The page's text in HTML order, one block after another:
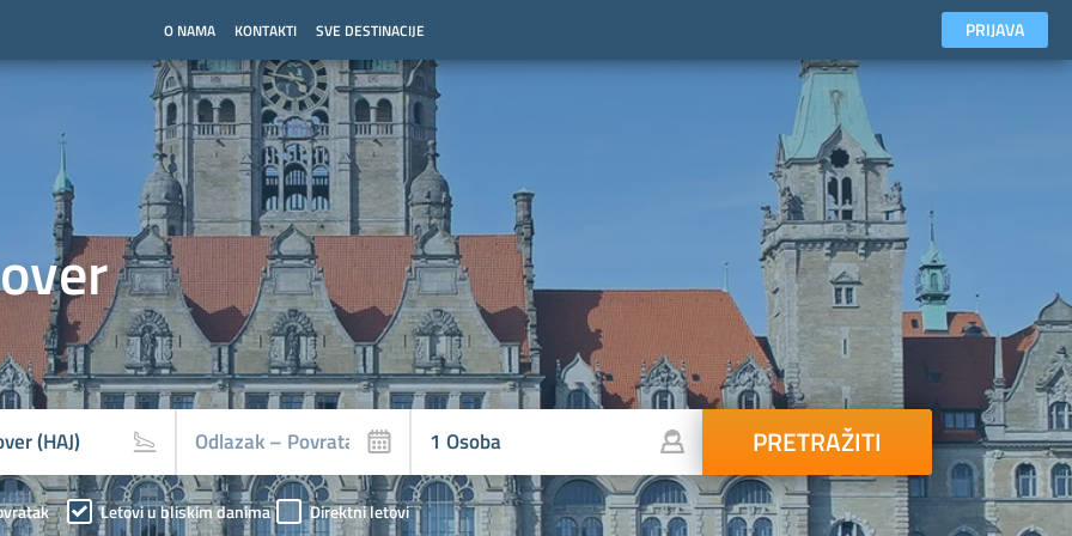
O NAMA KONTAKTI SVE DESTINACIJE PRIJAVA
PRETRAŽITI
Letovi u bliskim danima Direktni letovi